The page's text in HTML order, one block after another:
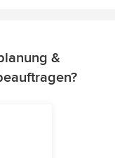
&